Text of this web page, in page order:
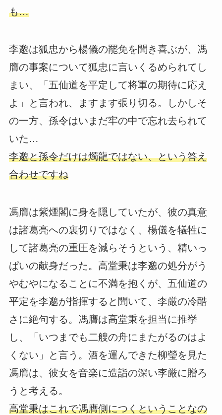
も…
李邈は狐忠から楊儀の罷免を聞き喜ぶが、馮
膺の事案について狐忠に言いくるめられてし
まい、「五仙道を平定して将軍の期待に応え
よ」と言われ、ますます張り切る。しかしそ
の一方、孫令はいまだ牢の中で忘れ去られて
いた…
李邈と孫令だけは燭龍ではない、という答え
合わせですね
馮膺は紫煙閣に身を隠していたが、彼の真意
は諸葛亮への裏切りではなく、楊儀を犠牲に
して諸葛亮の重圧を減らそうという、精いっ
ぱいの献身だった。高堂秉は李邈の処分がう
やむやになることに不満を抱くが、五仙道の
平定を李邈が指揮すると聞いて、李厳の冷酷
さに絶句する。馮膺は高堂秉を担当に推挙
し、「いつまでも二艘の舟にまたがるのはよ
くない」と言う。酒を運んできた柳瑩を見た
馮膺は、彼女を音楽に造詣の深い李厳に贈ろ
うと考える。
高堂秉はこれで馮膺側につくということなの